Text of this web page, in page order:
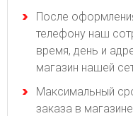
После
телефону наш
время, день и
магазин нашей
Максимальный
заказа в